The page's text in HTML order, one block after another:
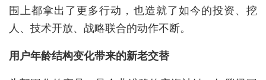
围上都拿出了更多行动，也造就了如今的投资、挖
人、技术开放、战略联合的动作不断。
用户年龄结构变化带来的新老交替